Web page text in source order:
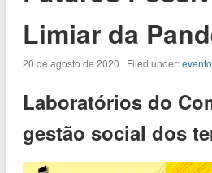
Limiar da
20 de agosto de 2020 | Filed under:evento
Laboratórios do
gestão social dos